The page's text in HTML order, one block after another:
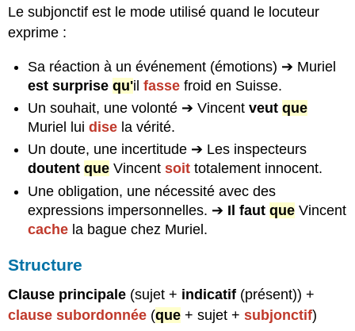
(expressions
2
subjonctif
(conjugaison)
Exercice
3
subjonctif
(volonté)
Exercice
4
(doute,
incertitude)
Exercice
5
Le subjonctif est le mode utilisé quand le locuteur
exprime :
Sa réaction à un événement (émotions) ➔ Muriel
est surprise qu'ilfasse froid en Suisse.
Un souhait, une volonté ➔ Vincentveut que
Muriel luidise la vérité.
Un doute, une incertitude ➔ Les inspecteurs
doutent que Vincentsoit totalement innocent.
Une obligation, une nécessité avec des
expressions impersonnelles. ➔ Il faut que Vincent
cache la bague chez Muriel.
Structure
Clause principale (sujet + indicatif (présent)) +
clause subordonnée (que + sujet +subjonctif)